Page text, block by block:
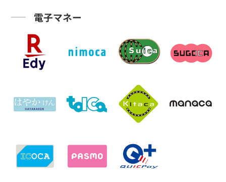
電子マネー